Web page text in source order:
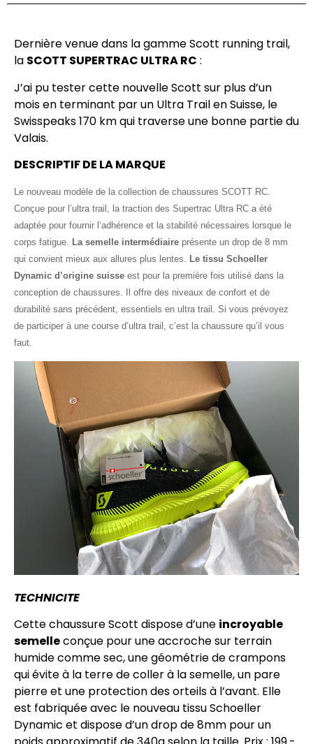
Dernière venue dans la gamme Scott running trail,
la SCOTT SUPERTRAC ULTRA RC :
J’ai pu tester cette nouvelle Scott sur plus d’un
mois en terminant par un Ultra Trail en Suisse, le
Swisspeaks 170 km qui traverse une bonne partie du
Valais.
DESCRIPTIF DE LA MARQUE
Le nouveau modèle de la collection de chaussures SCOTT RC.
Conçue pour l’ultra trail, la traction des Supertrac Ultra RC a été
adaptée pour fournir l’adhérence et la stabilité nécessaires lorsque le
corps fatigue. La semelle intermédiaire présente un drop de 8 mm
qui convient mieux aux allures plus lentes. Le tissu Schoeller
Dynamic d’origine suisse est pour la première fois utilisé dans la
conception de chaussures. Il offre des niveaux de confort et de
durabilité sans précédent, essentiels en ultra trail. Si vous prévoyez
de participer à une course d’ultra trail, c’est la chaussure qu’il vous
faut.
TECHNICITE
Cette chaussure Scott dispose d’une incroyable
semelleconçue pour une accroche sur terrain
humide comme sec, une géométrie de crampons
qui évite à la terre de coller à la semelle, un pare
pierre et une protection des orteils à l’avant. Elle
est fabriquée avec le nouveau tissu Schoeller
Dynamic et dispose d’un drop de 8mm pour un